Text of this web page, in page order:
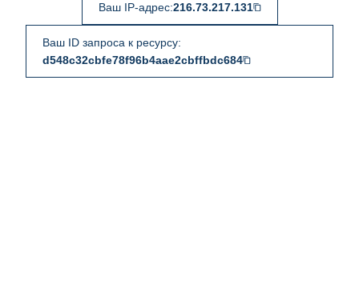
Ваш IP-адрес:216.73.217.131
Ваш ID запроса к ресурсу:
d548c32cbfe78f96b4aae2cbffbdc684